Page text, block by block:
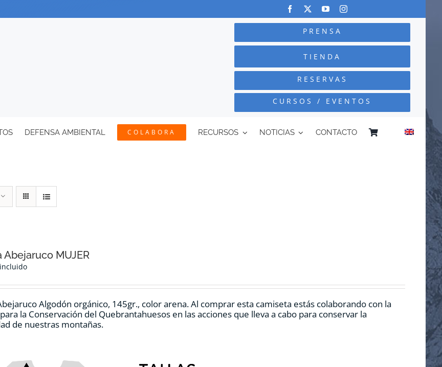
PRENSA
TIENDA
RESERVAS
CURSOS / EVENTOS
DEFENSA AMBIENTAL COLABORA RECURSOS NOTICIAS CONTACTO
Abejaruco MUJER
Algodón orgánico, 145gr., color arena. Al comprar esta camiseta estás colaborando con la
la Conservación del Quebrantahuesos en las acciones que lleva a cabo para conservar la
de nuestras montañas.